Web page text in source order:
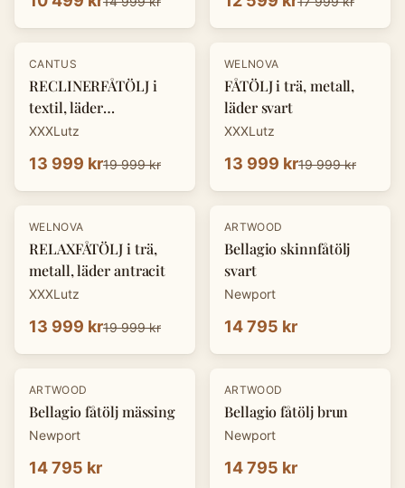
-30%
CANTUS
RECLINERFÅTÖLJ i
textil, läder
cognacfärgad
XXXLutz
13 999 kr19 999 kr
-30 %
WELNOVA
FÅTÖLJ i trä, metall,
läder svart
XXXLutz
13 999 kr19 999 kr
-30 %
WELNOVA
RELAXFÅTÖLJ i trä,
metall, läder antracit
XXXLutz
13 999 kr19 999 kr
ARTWOOD
Bellagio skinnfåtölj
svart
Newport
14 795 kr
ARTWOOD
Bellagio fåtölj mässing
Newport
14 795 kr
ARTWOOD
Bellagio fåtölj brun
Newport
14 795 kr